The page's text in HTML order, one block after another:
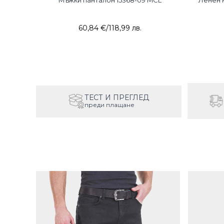
60,84 €/118,99 лв.
ТЕСТ И ПРЕГЛЕД
преди плащане